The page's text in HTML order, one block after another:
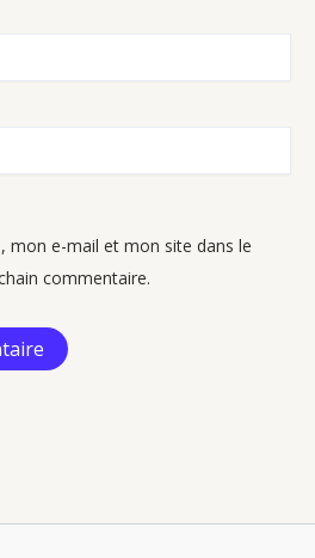
mon e-mail et mon site dans le
commentaire.